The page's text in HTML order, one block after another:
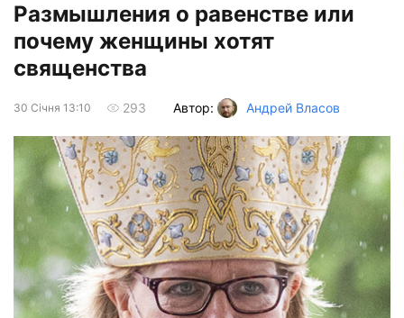
Размышления о равенстве или
почему женщины хотят
священства
30 Сiчня 13:10 293 Автор: Андрей Власов